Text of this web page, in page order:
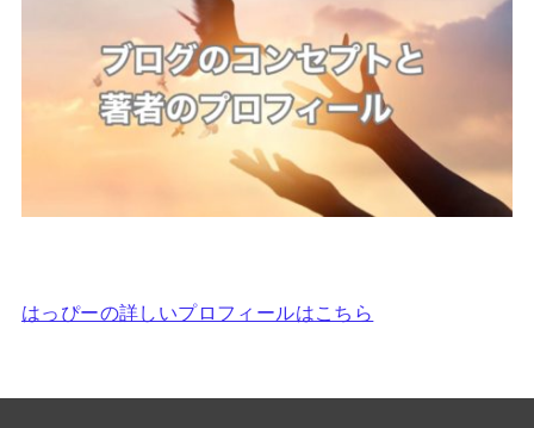
はっぴーの詳しいプロフィールはこちら